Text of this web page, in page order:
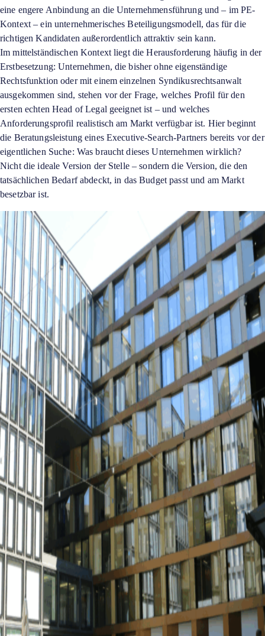
eine engere Anbindung an die Unternehmensführung und – im PE-
Kontext – ein unternehmerisches Beteiligungsmodell, das für die
richtigen Kandidaten außerordentlich attraktiv sein kann.
Im mittelständischen Kontext liegt die Herausforderung häufig in der
Erstbesetzung: Unternehmen, die bisher ohne eigenständige
Rechtsfunktion oder mit einem einzelnen Syndikusrechtsanwalt
ausgekommen sind, stehen vor der Frage, welches Profil für den
ersten echten Head of Legal geeignet ist – und welches
Anforderungsprofil realistisch am Markt verfügbar ist. Hier beginnt
die Beratungsleistung eines Executive-Search-Partners bereits vor der
eigentlichen Suche: Was braucht dieses Unternehmen wirklich?
Nicht die ideale Version der Stelle – sondern die Version, die den
tatsächlichen Bedarf abdeckt, in das Budget passt und am Markt
besetzbar ist.